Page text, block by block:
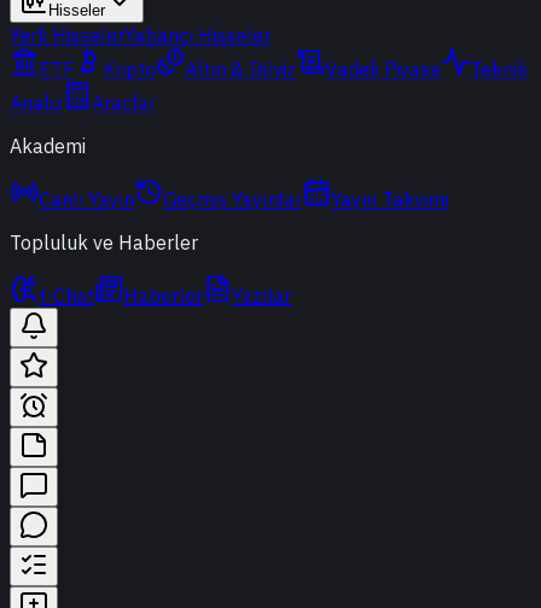
Hisseler
Yerli HisselerYabancı Hisseler
ETF
Kripto Altın & Döviz Vadeli Piyasa
Teknik
Analiz
Araçlar
Akademi
Canlı Yayın Geçmiş Yayınlar
Yayın Takvimi
Topluluk ve Haberler
t-Chat Haberler Yazılar